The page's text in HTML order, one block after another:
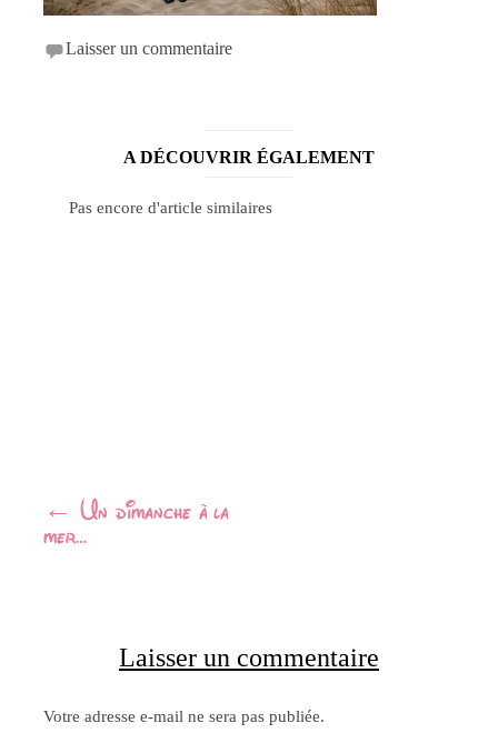
Laisser un commentaire
A DÉCOUVRIR ÉGALEMENT
Pas encore d'article similaires
Navigation
Article
← Un dimanche à la
mer…
Laisser un commentaire
Votre adresse e-mail ne sera pas publiée.